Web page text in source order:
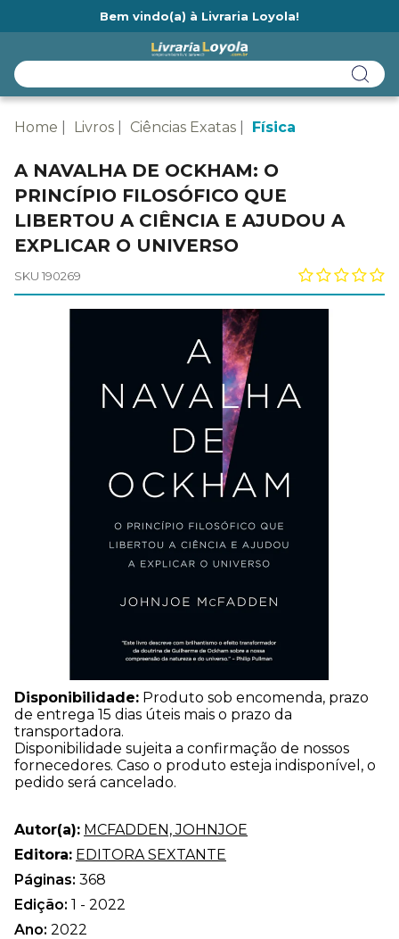
Bem vindo(a) à Livraria Loyola!
Home Livros Ciências Exatas Física
A NAVALHA DE OCKHAM: O
PRINCÍPIO FILOSÓFICO QUE
LIBERTOU A CIÊNCIA E AJUDOU A
EXPLICAR O UNIVERSO
SKU 190269
Disponibilidade: Produto sob encomenda, prazo
de entrega 15 dias úteis mais o prazo da
transportadora.
Disponibilidade sujeita a confirmação de nossos
fornecedores. Caso o produto esteja indisponível, o
pedido será cancelado.
Autor(a): MCFADDEN, JOHNJOE
Editora: EDITORA SEXTANTE
Páginas: 368
Edição: 1 - 2022
Ano: 2022